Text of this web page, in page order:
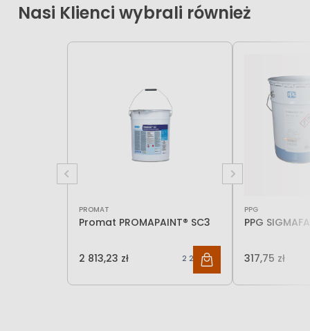
Nasi Klienci wybrali również
PROMAT
Promat PROMAPAINT® SC3
2 813,23 zł 2 287,18 zł
PPG
PPG
317,75 zł